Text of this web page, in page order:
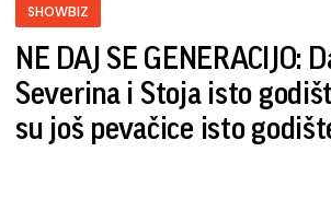
SHOWBIZ
NE DAJ SE GENERACIJO:
Severina i Stoja isto
su još pevačice isto